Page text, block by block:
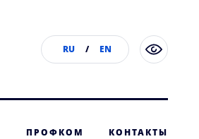
RU / EN
ПРОФКОМ КОНТАКТЫ